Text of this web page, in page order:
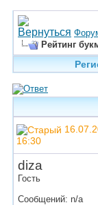
Рейтинг
16:30
diza
Гость
Сообщений: n/a